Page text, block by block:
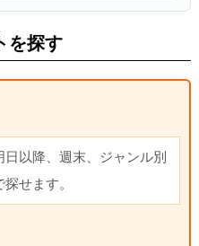
を探す
以降、週末、ジャンル別
探せます。